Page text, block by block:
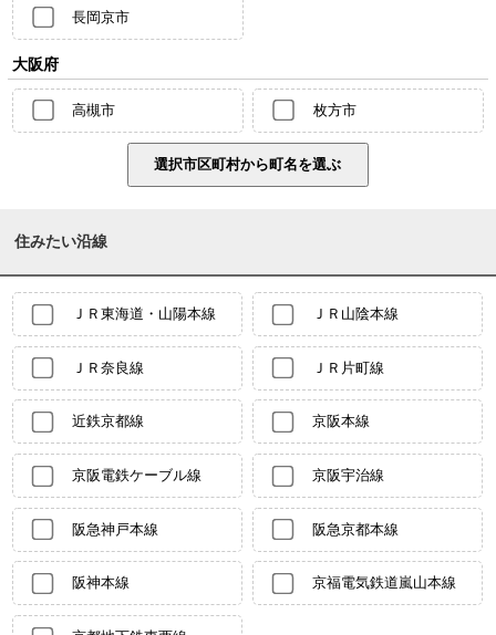
長岡京市
大阪府
高槻市 枚方市
住みたい沿線
ＪＲ東海道・山陽本線 ＪＲ山陰本線
ＪＲ奈良線 ＪＲ片町線
近鉄京都線 京阪本線
京阪電鉄ケーブル線 京阪宇治線
阪急神戸本線 阪急京都本線
阪神本線 京福電気鉄道嵐山本線